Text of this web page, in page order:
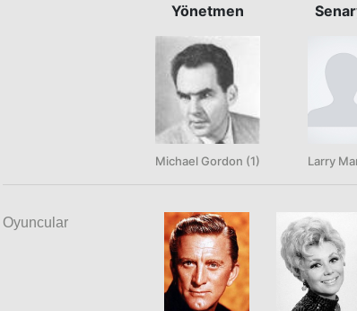
Yönetmen
Michael Gordon (1) Larry
Oyuncular